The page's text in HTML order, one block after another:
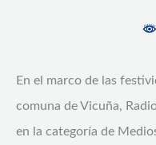
En el marco de las
comuna de Vicuña,
en la categoría de
DE
VICUÑA